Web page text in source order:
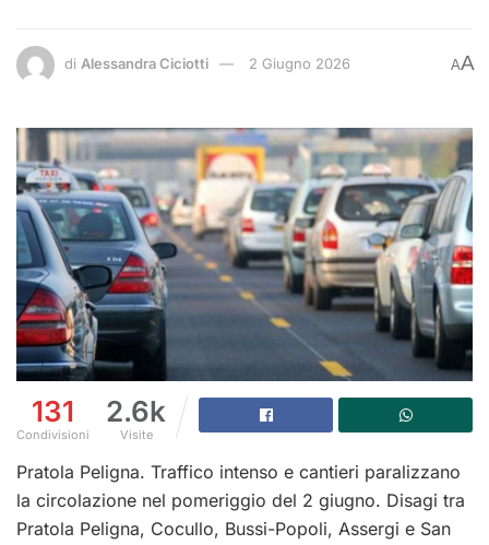
di Alessandra Ciciotti 2 Giugno 2026 AA
131
Condivisioni
2.6k
Visite
Pratola Peligna. Traffico intenso e cantieri paralizzano
la circolazione nel pomeriggio del 2 giugno. Disagi tra
Pratola Peligna, Cocullo, Bussi-Popoli, Assergi e San